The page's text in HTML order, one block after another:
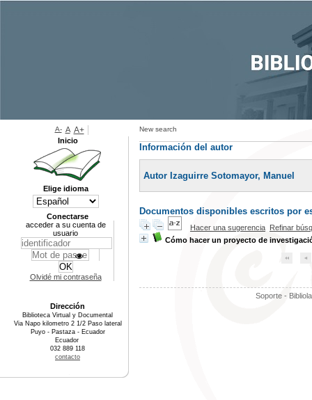
New search
Información del autor
Autor Izaguirre Sotomayor, Manuel
Documentos disponibles escritos por
Hacer una sugerencia Refinar
Cómo hacer un proyecto de
Soporte -
A- A A+
Inicio
Elige idioma
Conectarse
acceder a su cuenta de
usuario
Olvidé mi contraseña
Dirección
Biblioteca Virtual y Documental
Via Napo kilometro 2 1/2 Paso lateral
Puyo - Pastaza - Ecuador
Ecuador
032 889 118
contacto